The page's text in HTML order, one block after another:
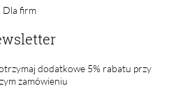
Dla firm
dodatkowe 5% rabatu przy
zamówieniu